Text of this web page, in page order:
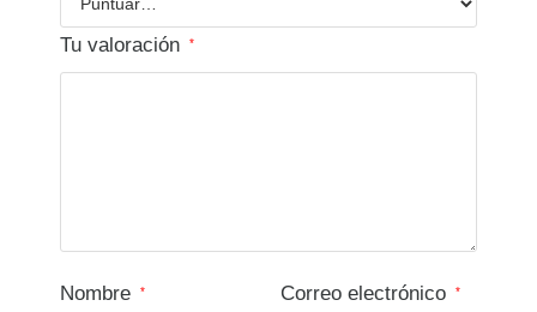
Tu valoración *
Nombre * Correo electrónico *